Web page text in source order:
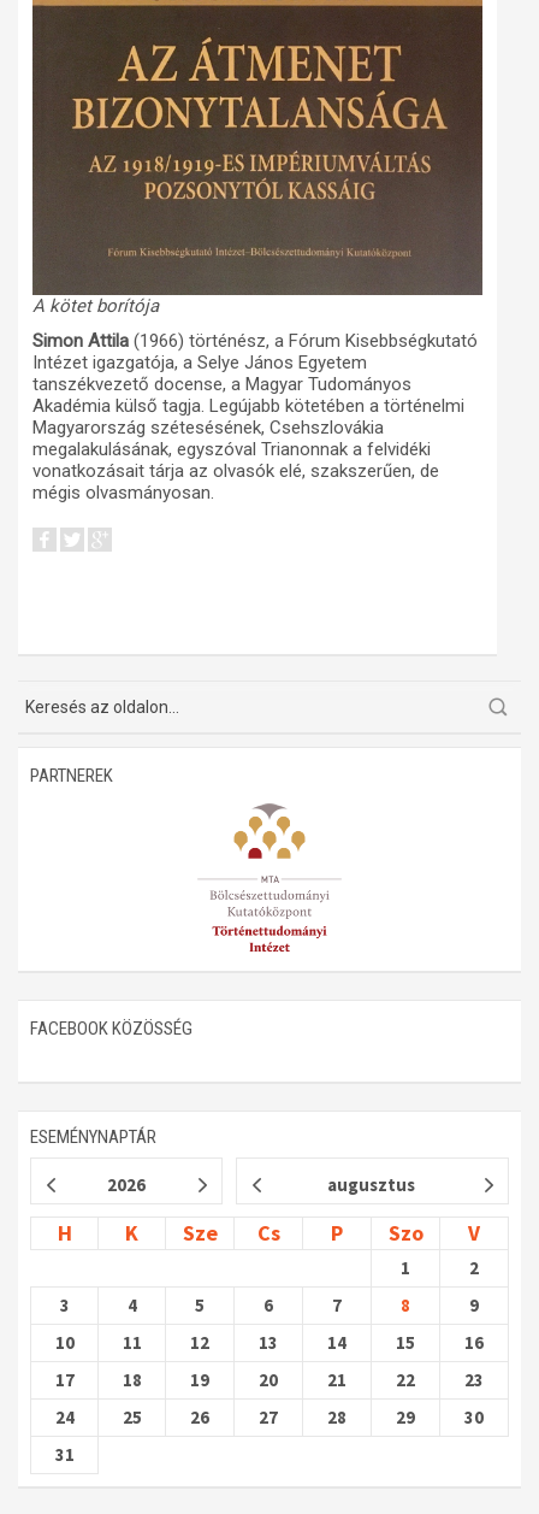
A kötet borítója
Simon Attila (1966) történész, a Fórum Kisebbségkutató
Intézet igazgatója, a Selye János Egyetem
tanszékvezető docense, a Magyar Tudományos
Akadémia külső tagja. Legújabb kötetében a történelmi
Magyarország szétesésének, Csehszlovákia
megalakulásának, egyszóval Trianonnak a felvidéki
vonatkozásait tárja az olvasók elé, szakszerűen, de
mégis olvasmányosan.
PARTNEREK
FACEBOOK KÖZÖSSÉG
ESEMÉNYNAPTÁR
2026 augusztus
H K Sze Cs P Szo V
1
2
3
4 5 6 7 8
9
10
11 12 13 14 15
16
17
18 19 20 21 22
23
24
25 26 27 28 29
30
31